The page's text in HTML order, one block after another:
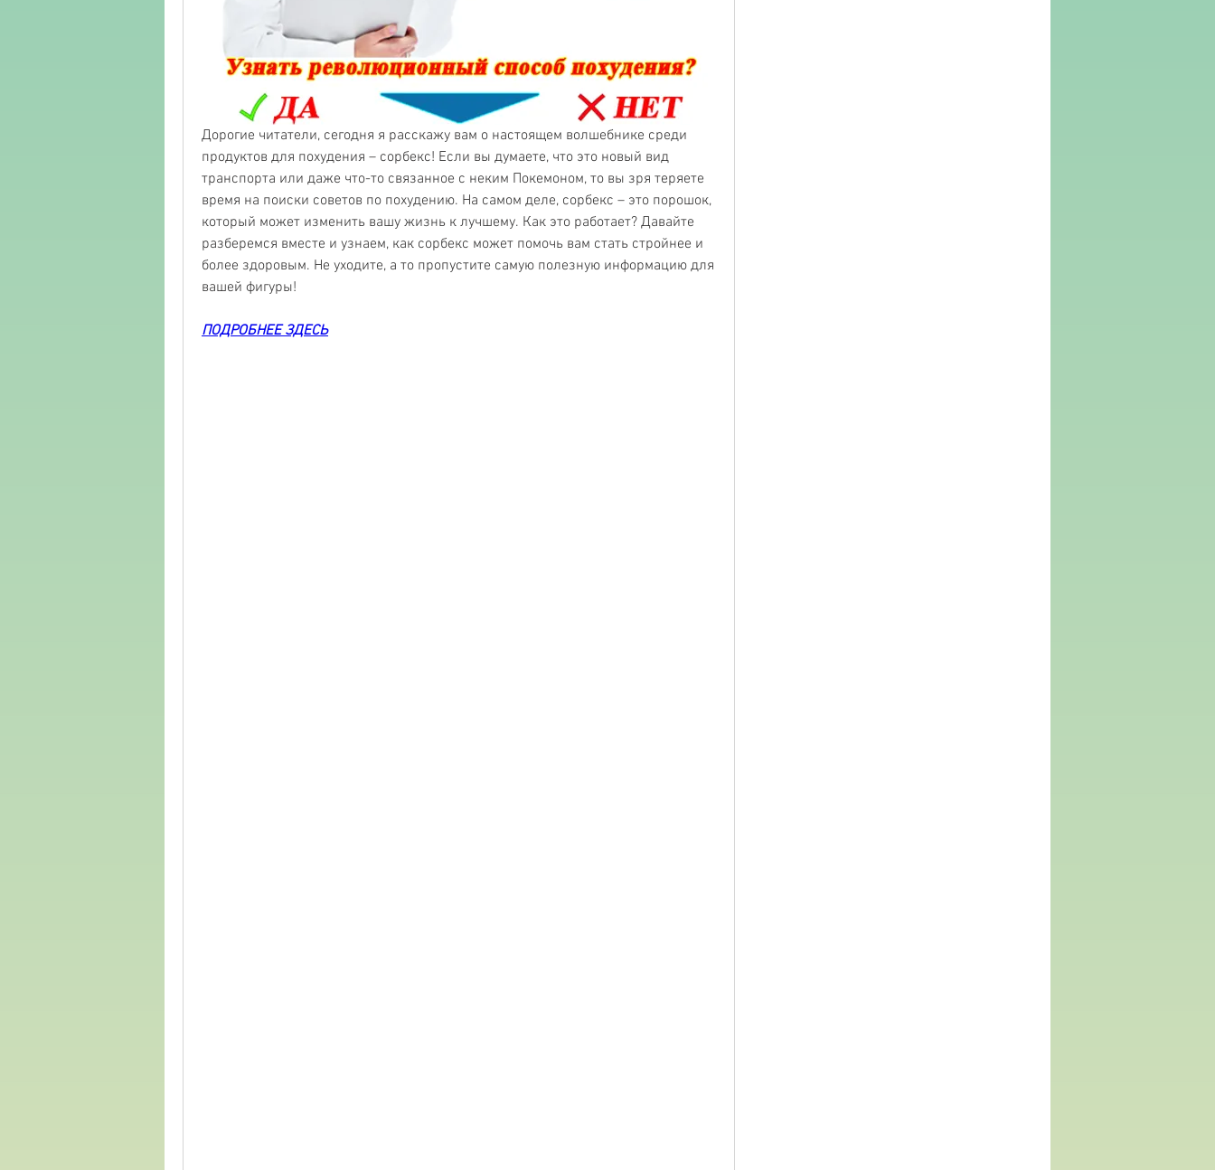
Дорогие читатели, сегодня я расскажу вам о настоящем волшебнике среди
продуктов для похудения – сорбекс! Если вы думаете, что это новый вид
транспорта или даже что-то связанное с неким Покемоном, то вы зря теряете
время на поиски советов по похудению. На самом деле, сорбекс – это порошок,
который может изменить вашу жизнь к лучшему. Как это работает? Давайте
разберемся вместе и узнаем, как сорбекс может помочь вам стать стройнее и
более здоровым. Не уходите, а то пропустите самую полезную информацию для
вашей фигуры!
ПОДРОБНЕЕ ЗДЕСЬ